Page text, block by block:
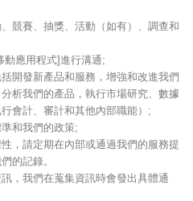
競賽、抽獎、活動（如有）、調查和
動應用程式]進行溝通;
開發新產品和服務，增強和改進我們
析我們的產品，執行市場研究、數據
會計、審計和其他內部職能）;
和我們的政策;
，請定期在內部或通過我們的服務提
的記錄。
，我們在蒐集資訊時會發出具體通